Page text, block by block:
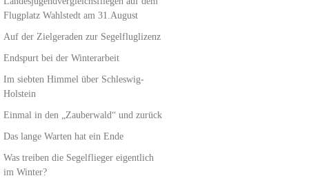
Flugplatz Wahlstedt am 31.August
Auf der Zielgeraden zur Segelfluglizenz
Endspurt bei der Winterarbeit
Im siebten Himmel über Schleswig-
Holstein
Einmal in den „Zauberwald“ und zurück
Das lange Warten hat ein Ende
Was treiben die Segelflieger eigentlich
im Winter?